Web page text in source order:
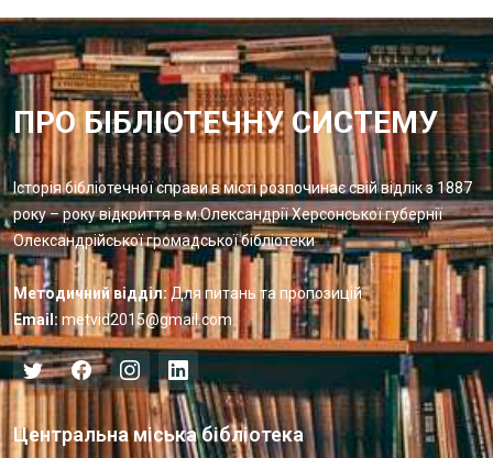
ПРО БІБЛІОТЕЧНУ СИСТЕМУ
Історія бібліотечної справи в місті розпочинає свій відлік з 1887
року – року відкриття в м.Олександрії Херсонської губернії
Олександрійської громадської бібліотеки
Методичний відділ: Для питань та пропозицій
Email: metvid2015@gmail.com
Центральна міська бібліотека